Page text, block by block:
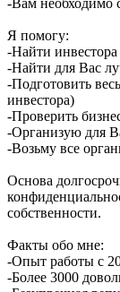
Я помогу:
-Найти инвестора
-Найти для Вас
-Подготовить
инвестора)
-Проверить
-Организую для
-Возьму все
Основа
собственности.
Факты обо мне:
-Опыт работы с
-Более 3000